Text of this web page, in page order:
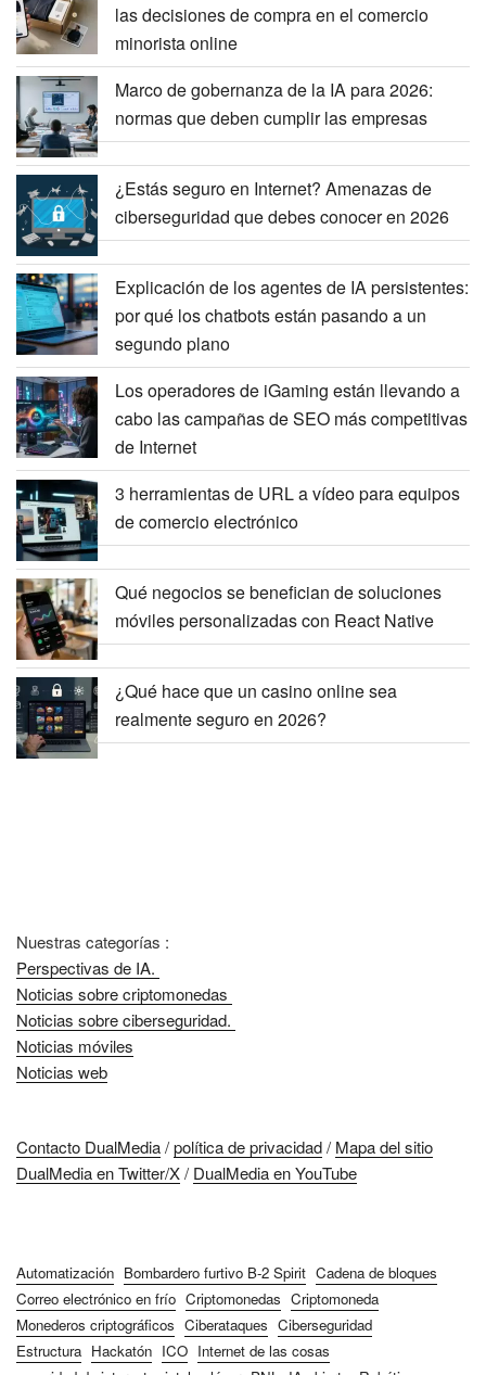
las decisiones de compra en el comercio
minorista online
Marco de gobernanza de la IA para 2026:
normas que deben cumplir las empresas
¿Estás seguro en Internet? Amenazas de
ciberseguridad que debes conocer en 2026
Explicación de los agentes de IA persistentes:
por qué los chatbots están pasando a un
segundo plano
Los operadores de iGaming están llevando a
cabo las campañas de SEO más competitivas
de Internet
3 herramientas de URL a vídeo para equipos
de comercio electrónico
Qué negocios se benefician de soluciones
móviles personalizadas con React Native
¿Qué hace que un casino online sea
realmente seguro en 2026?
Nuestras categorías :
Perspectivas de IA.
Noticias sobre criptomonedas
Noticias sobre ciberseguridad.
Noticias móviles
Noticias web
Contacto DualMedia/política de privacidad/ Mapa del sitio
DualMedia en Twitter/X/ DualMedia en YouTube
Automatización Bombardero furtivo B-2 Spirit Cadena de bloques
Correo electrónico en frío Criptomonedas Criptomoneda
Monederos criptográficos Ciberataques Ciberseguridad
Estructura Hackatón ICO Internet de las cosas